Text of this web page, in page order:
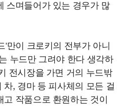
스며들어가 있는 경우가 많
'만이 크로키의 전부가 아니
누드만 그려야 한다 생각하
전시장을 가면 거의 누드밖
, 경마 등 피사체의 모든 걸
작품으로 환원하는 것이